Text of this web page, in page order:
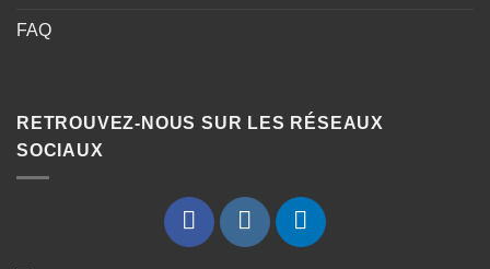
FAQ
RETROUVEZ-NOUS SUR LES RÉSEAUX
SOCIAUX